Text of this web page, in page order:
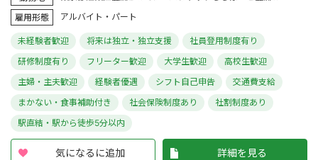
雇用形態
アルバイト・パート
未経験者歓迎 将来は独立・独立支援
社員登用制度有り
研修制度有り
フリーター歓迎 大学生歓迎
高校生歓迎
主婦・主夫歓迎
経験者優遇 シフト自己申告
交通費支給
まかない・食事補助付き
社会保険制度あり
社割制度あり
駅直結・駅から徒歩5分以内
気になるに追加 詳細を見る